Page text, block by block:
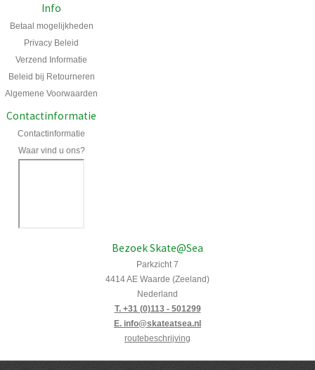
Info
Betaal mogelijkheden
Privacy Beleid
Verzend Informatie
Beleid bij Retourneren
Algemene Voorwaarden
Contactinformatie
Contactinformatie
Waar vind u ons?
Bezoek Skate@Sea
Parkzicht 7
4414 AE Waarde (Zeeland)
Nederland
T. +31 (0)113 - 501299
E. info@skateatsea.nl
routebeschrijving